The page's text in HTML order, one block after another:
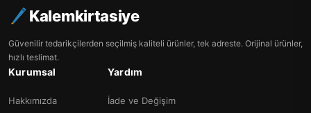
Kalemkirtasiye
Güvenilir tedarikçilerden seçilmiş kaliteli ürünler, tek adreste. Orijinal ürünler,
hızlı teslimat.
Kurumsal
Hakkımızda
Yardım
İade ve Değişim